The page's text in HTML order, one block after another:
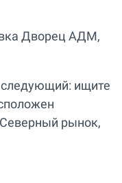
Дворец АДМ,
следующий: ищите
рынок,